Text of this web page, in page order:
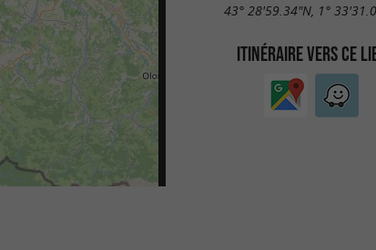
43° 28'59.34"N, 1°
ITINÉRAIRE VERS CE